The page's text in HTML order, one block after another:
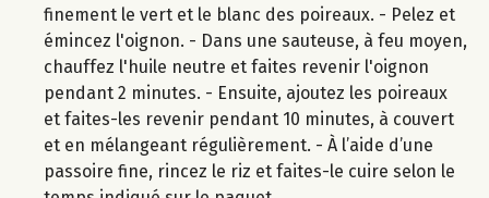
finement le vert et le blanc des poireaux. - Pelez et
émincez l'oignon. - Dans une sauteuse, à feu moyen,
chauffez l'huile neutre et faites revenir l'oignon
pendant 2 minutes. - Ensuite, ajoutez les poireaux
et faites-les revenir pendant 10 minutes, à couvert
et en mélangeant régulièrement. - À l’aide d’une
passoire fine, rincez le riz et faites-le cuire selon le